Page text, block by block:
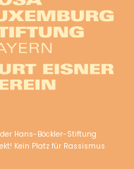
Hans-Böckler-Stiftung
Kein Platz für Rassismus